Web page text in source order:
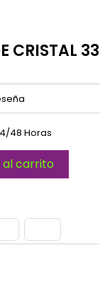
CRISTAL 33
48 Horas
al carrito